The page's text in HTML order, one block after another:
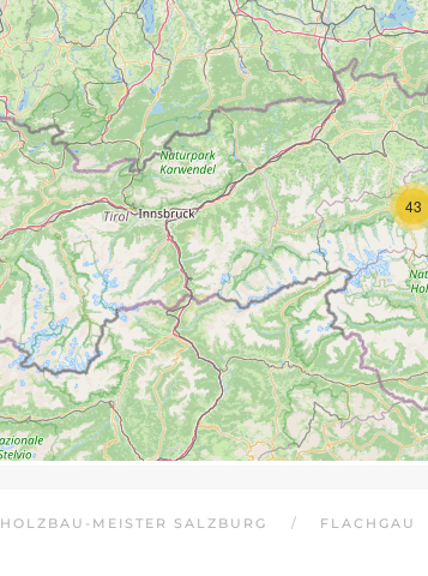
43
HOLZBAU-MEISTER SALZBURG FLACHGAU